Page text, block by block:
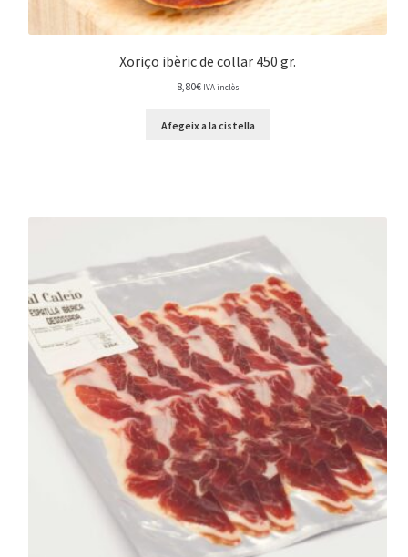
Xoriço ibèric de collar 450 gr.
8,80€ IVA inclòs
Afegeix a la cistella